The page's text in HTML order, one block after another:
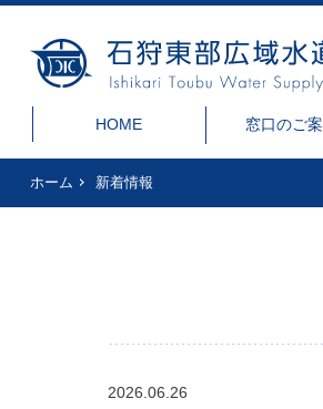
HOME 窓口のご
ホーム 新着情報
2026.06.26